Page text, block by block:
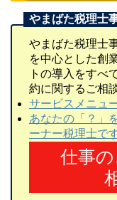
やまばた税理士
を中心とした創
トの導入をすべ
約に関するご相
サービスメニュ
あなたの「？」
ーナー税理士で
仕事